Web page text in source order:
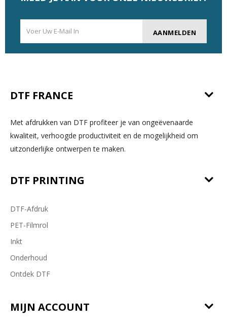
AANMELDEN
DTF FRANCE
Met afdrukken van DTF profiteer je van ongeëvenaarde
kwaliteit, verhoogde productiviteit en de mogelijkheid om
uitzonderlijke ontwerpen te maken.
DTF PRINTING
DTF-Afdruk
PET-Filmrol
Inkt
Onderhoud
Ontdek DTF
MIJN ACCOUNT